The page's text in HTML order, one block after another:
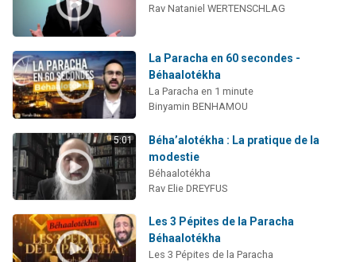
Rav Nataniel WERTENSCHLAG
La Paracha en 60 secondes -
Béhaalotékha
La Paracha en 1 minute
Binyamin BENHAMOU
5:01
Béha’alotékha : La pratique de la
modestie
Béhaalotékha
Rav Elie DREYFUS
Les 3 Pépites de la Paracha
Béhaalotékha
Les 3 Pépites de la Paracha